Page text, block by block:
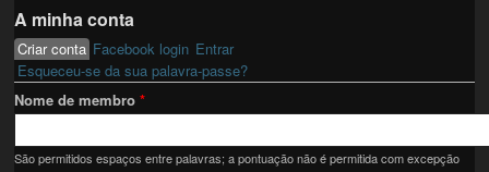
A minha conta
Primary tabs
Criar conta (active tab)
Facebook login Entrar
Esqueceu-se da sua palavra-passe?
Nome de membro*
São permitidos espaços entre palavras; a pontuação não é permitida com excepção